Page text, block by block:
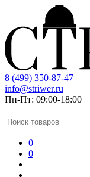
8 (499) 350-87-47
info@striwer.ru
Пн-Пт: 09:00-18:00
0
0